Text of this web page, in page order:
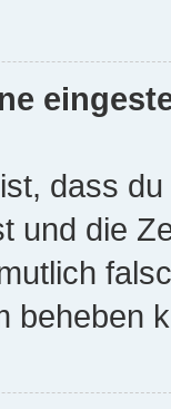
dass
und die
beheben